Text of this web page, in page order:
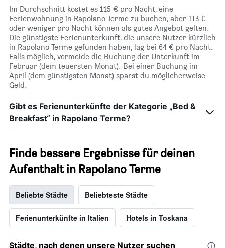
Im Durchschnitt kostet es 115 € pro Nacht, eine
Ferienwohnung in Rapolano Terme zu buchen, aber 113 €
oder weniger pro Nacht können als gutes Angebot gelten.
Die günstigste Ferienunterkunft, die unsere Nutzer kürzlich
in Rapolano Terme gefunden haben, lag bei 64 € pro Nacht.
Falls möglich, vermeide die Buchung der Unterkunft im
Februar (dem teuersten Monat). Bei einer Buchung im
April (dem günstigsten Monat) sparst du möglicherweise
Geld.
Gibt es Ferienunterkünfte der Kategorie „Bed &
Breakfast“ in Rapolano Terme?
Finde bessere Ergebnisse für deinen
Aufenthalt in Rapolano Terme
Beliebte Städte Beliebteste Städte
Ferienunterkünfte in Italien Hotels in Toskana
Städte, nach denen unsere Nutzer suchen